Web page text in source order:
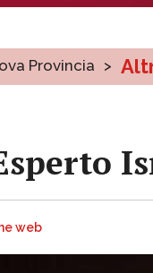
Provincia >
web